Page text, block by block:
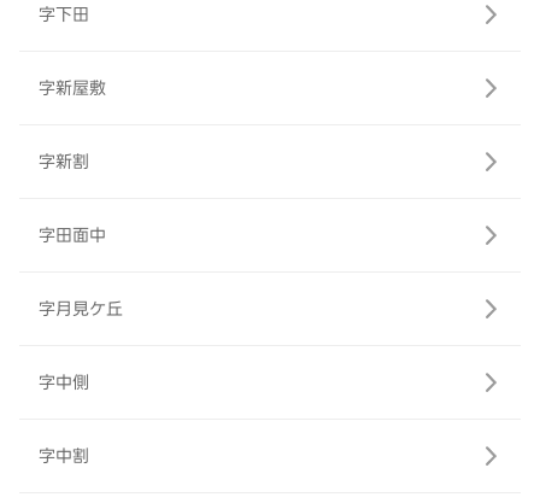
字下田
字新屋敷
字新割
字田面中
字月見ケ丘
字中側
字中割